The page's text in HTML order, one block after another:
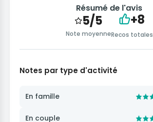
Résumé de l'avis
5/5
Note moyenne
+8
Recos totales
Notes par type d'activité
En famille
En couple